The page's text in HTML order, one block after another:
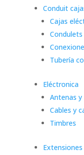
Conduit
Cajas
Tubería
Eléctronica
Antenas y
Cables y
Timbres